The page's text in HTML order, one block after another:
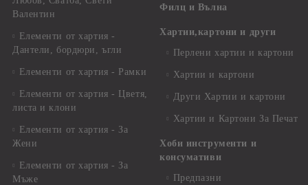
Валентин
Елементи от хартия -
Дантели, бордюри, ъгли
Елементи от хартия - Рамки
Елементи от хартия - Цветя,
листа и клони
Елементи от хартия - За
Жени
Елементи от хартия - За
Мъже
Филц и Вълна
Хартии,картони и други
Перлени хартии и картони
Хартии и картони
Други Хартии и картони
Хартии и Картони За Печат
Хоби инструменти и
консумативи
Предпазни